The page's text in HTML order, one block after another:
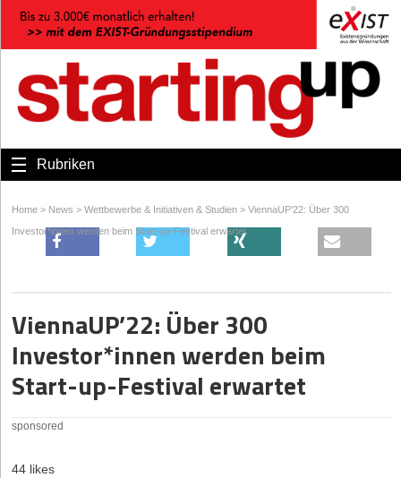
Rubriken
Home > News > Wettbewerbe & Initiativen & Studien > ViennaUP’22: Über 300
Investor*innen werden beim Start-up-Festival erwartet
ViennaUP’22: Über 300
Investor*innen werden beim
Start-up-Festival erwartet
sponsored
44 likes